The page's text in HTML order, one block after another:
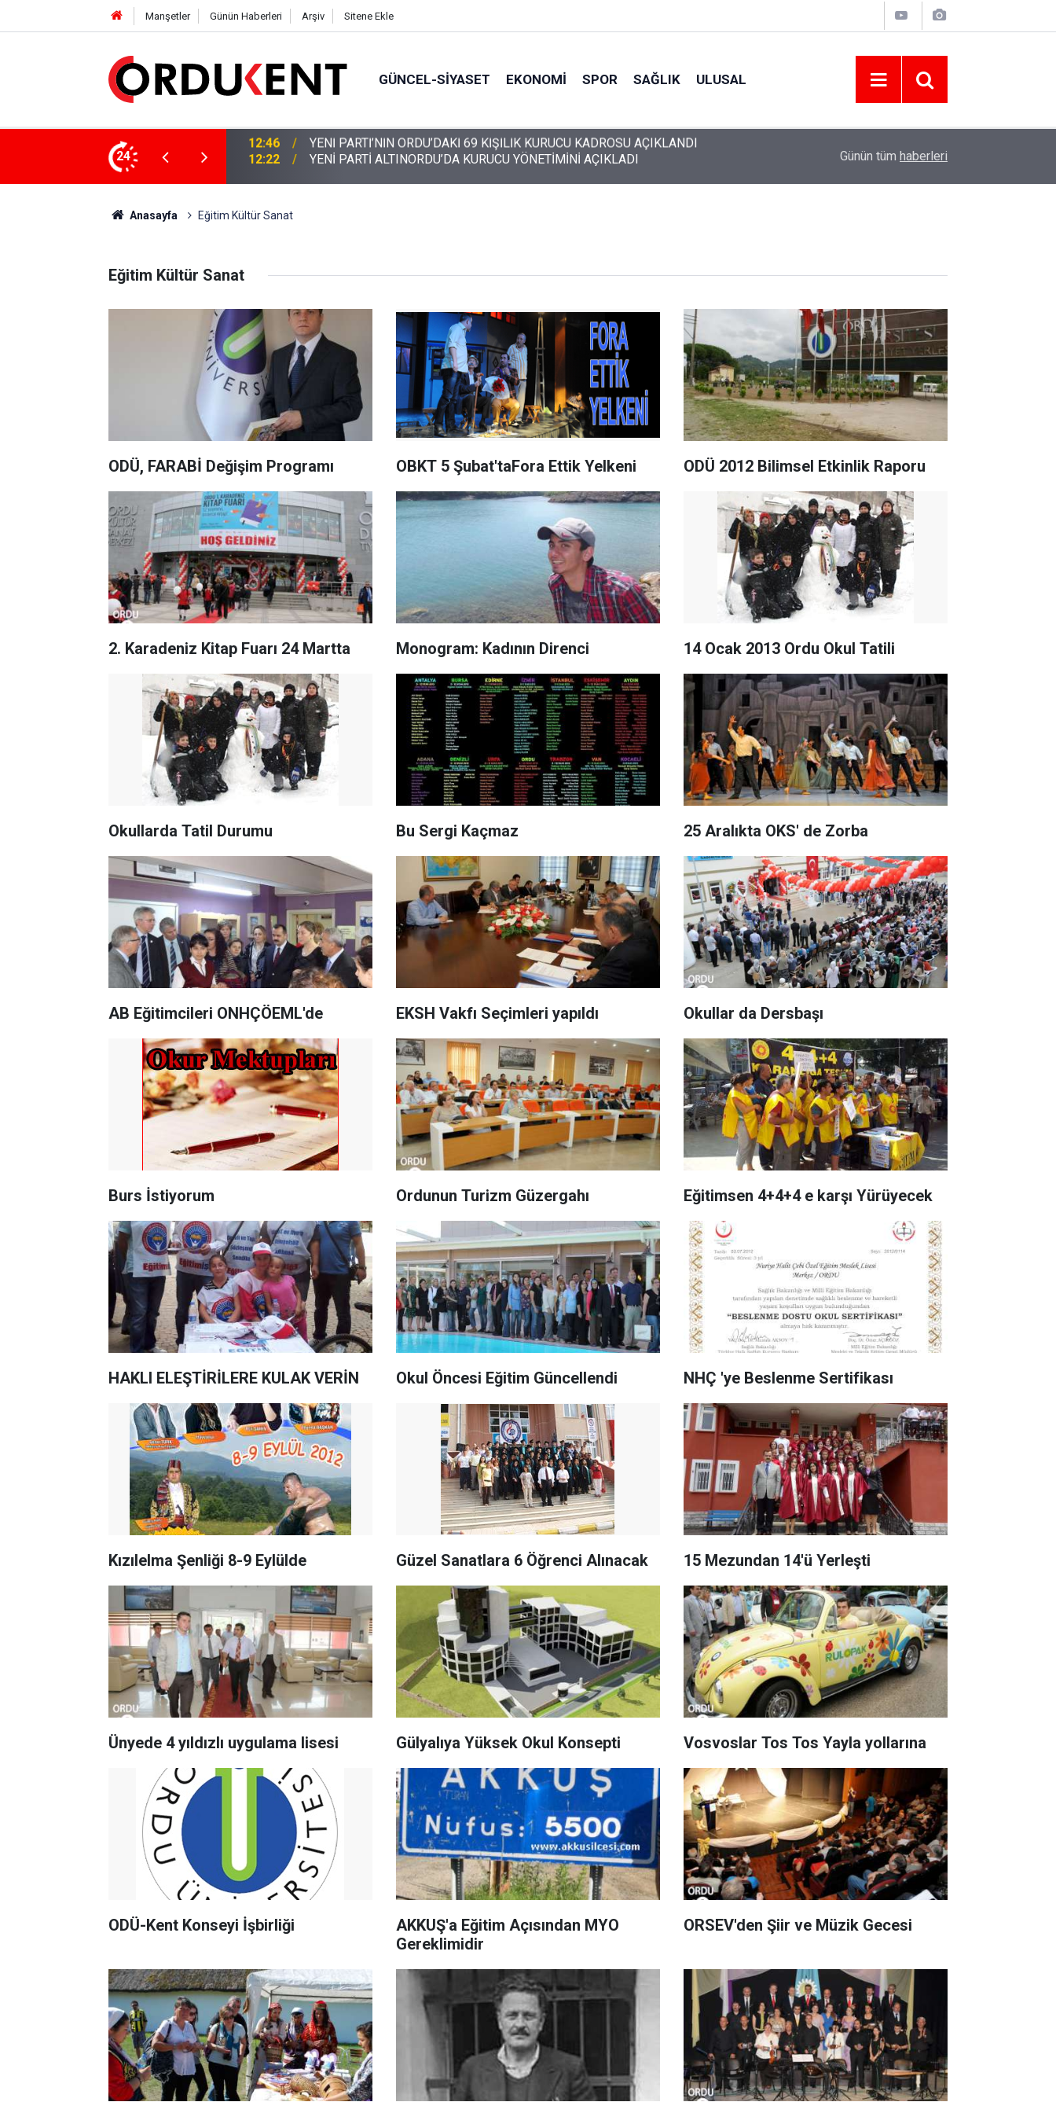
Manşetler Günün Haberleri Arşiv Sitene Ekle
GÜNCEL-SIYASET EKONOMI SPOR SAĞLIK ULUSAL
24
KURUCU KADROSU AÇIKLANDI 12:22 YENİ PARTİ ALTINORDU’DA KURUCU YÖNETİMİNİ AÇIKLADI ORDU ASKF’DEN İŞ DÜNYASINA AMATÖR
Günün tüm haberleri
Anasayfa Eğitim Kültür Sanat
Eğitim Kültür Sanat
ODÜ, FARABİ Değişim Programı OBKT 5 Şubat'taFora Ettik Yelkeni ODÜ 2012 Bilimsel Etkinlik Raporu
2. Karadeniz Kitap Fuarı 24 Martta Monogram: Kadının Direnci 14 Ocak 2013 Ordu Okul Tatili
Okullarda Tatil Durumu Bu Sergi Kaçmaz 25 Aralıkta OKS' de Zorba
AB Eğitimcileri ONHÇÖEML'de EKSH Vakfı Seçimleri yapıldı Okullar da Dersbaşı
Burs İstiyorum Ordunun Turizm Güzergahı Eğitimsen 4+4+4 e karşı Yürüyecek
HAKLI ELEŞTİRİLERE KULAK VERİN Okul Öncesi Eğitim Güncellendi NHÇ 'ye Beslenme Sertifikası
Kızılelma Şenliği 8-9 Eylülde Güzel Sanatlara 6 Öğrenci Alınacak 15 Mezundan 14'ü Yerleşti
Ünyede 4 yıldızlı uygulama lisesi Gülyalıya Yüksek Okul Konsepti Vosvoslar Tos Tos Yayla yollarına
ODÜ-Kent Konseyi İşbirliği
AKKUŞ'a Eğitim Açısından MYO
Gereklimidir
ORSEV'den Şiir ve Müzik Gecesi